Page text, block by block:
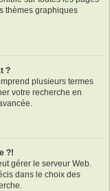
thèmes graphiques
?
plusieurs termes
votre recherche en
?!
gérer le serveur Web.
dans le choix des